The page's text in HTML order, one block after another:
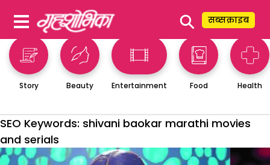
⚲ सब्सक्राइब
Story Beauty Entertainment Food Health
SEO Keywords: shivani baokar marathi movies
and serials